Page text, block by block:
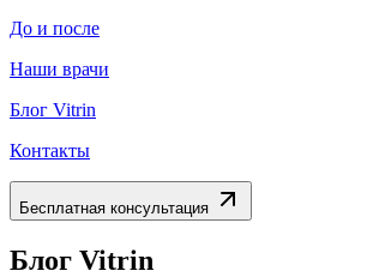
До и после
Наши врачи
Блог Vitrin
Контакты
Бесплатная консультация
Блог Vitrin